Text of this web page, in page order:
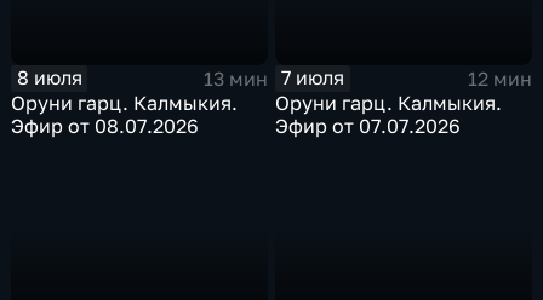
8 июля
13 мин
Оруни гарц. Калмыкия.
Эфир от 08.07.2026
7 июля
12 мин
Оруни гарц. Калмыкия.
Эфир от 07.07.2026